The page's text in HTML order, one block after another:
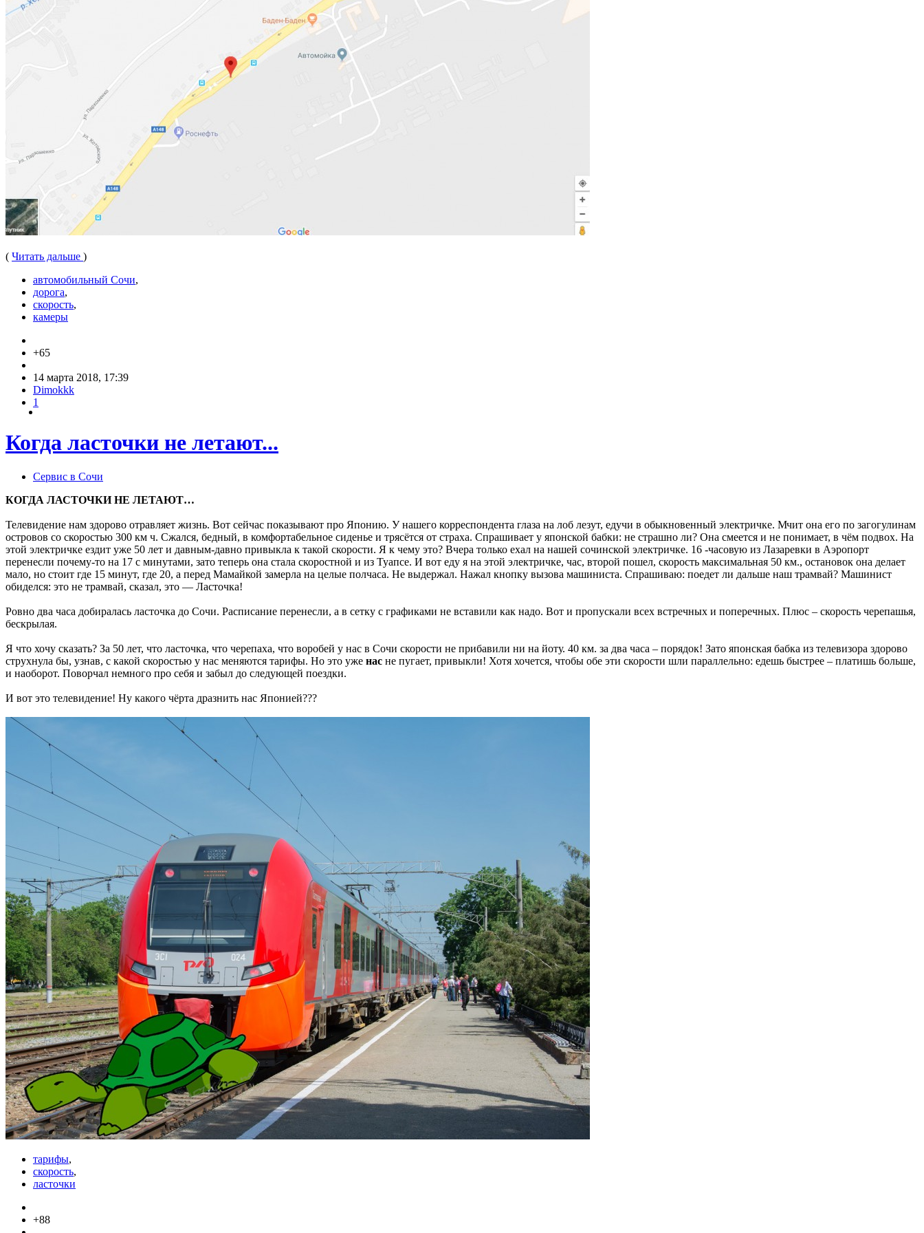
( Читать дальше )
автомобильный Сочи,
дорога,
скорость,
камеры
+65
14 марта 2018, 17:39
Dimokkk
1
Когда ласточки не летают...
Сервис в Сочи
КОГДА ЛАСТОЧКИ НЕ ЛЕТАЮТ…
Телевидение нам здорово отравляет жизнь. Вот сейчас показывают про Японию. У нашего корреспондента глаза на лоб лезут, едучи в обыкновенный электричке. Мчит она его по загогулинам
островов со скоростью 300 км ч. Сжался, бедный, в комфортабельное сиденье и трясётся от страха. Спрашивает у японской бабки: не страшно ли? Она смеется и не понимает, в чём подвох. На
этой электричке ездит уже 50 лет и давным-давно привыкла к такой скорости. Я к чему это? Вчера только ехал на нашей сочинской электричке. 16 -часовую из Лазаревки в Аэропорт
перенесли почему-то на 17 с минутами, зато теперь она стала скоростной и из Туапсе. И вот еду я на этой электричке, час, второй пошел, скорость максимальная 50 км., остановок она делает
мало, но стоит где 15 минут, где 20, а перед Мамайкой замерла на целые полчаса. Не выдержал. Нажал кнопку вызова машиниста. Спрашиваю: поедет ли дальше наш трамвай? Машинист
обиделся: это не трамвай, сказал, это — Ласточка!
Ровно два часа добиралась ласточка до Сочи. Расписание перенесли, а в сетку с графиками не вставили как надо. Вот и пропускали всех встречных и поперечных. Плюс – скорость черепашья,
бескрылая.
Я что хочу сказать? За 50 лет, что ласточка, что черепаха, что воробей у нас в Сочи скорости не прибавили ни на йоту. 40 км. за два часа – порядок! Зато японская бабка из телевизора здорово
струхнула бы, узнав, с какой скоростью у нас меняются тарифы. Но это уже нас не пугает, привыкли! Хотя хочется, чтобы обе эти скорости шли параллельно: едешь быстрее – платишь больше,
и наоборот. Поворчал немного про себя и забыл до следующей поездки.
И вот это телевидение! Ну какого чёрта дразнить нас Японией???
тарифы,
скорость,
ласточки
+88